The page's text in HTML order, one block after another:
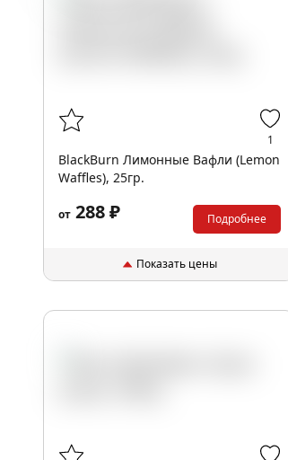
1
BlackBurn Лимонные Вафли (Lemon
Waffles), 25гр.
от 288 ₽ Подробнее
Показать цены